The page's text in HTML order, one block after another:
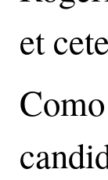
et